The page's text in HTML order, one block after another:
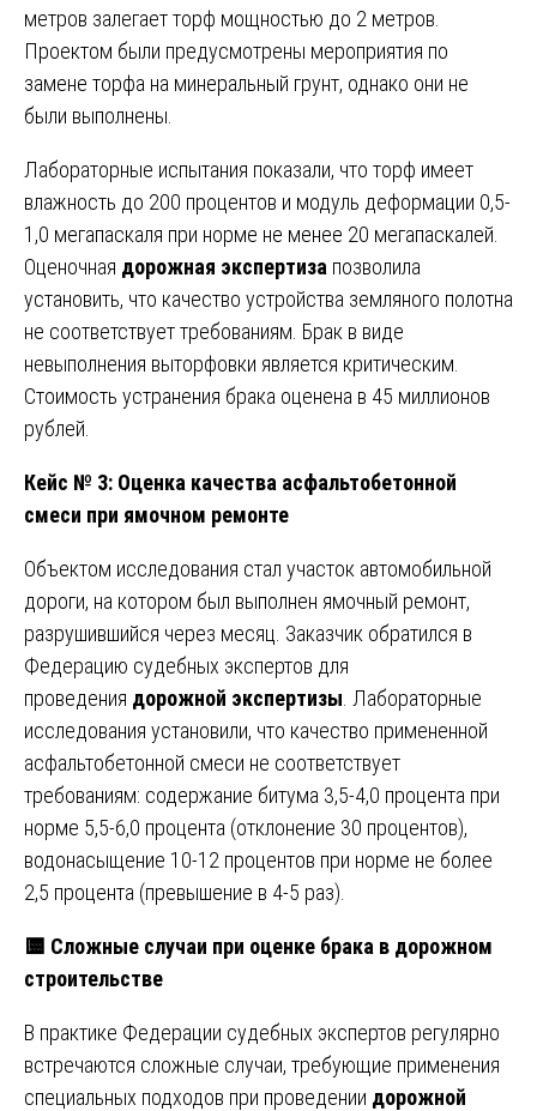
метров залегает торф мощностью до 2 метров.
Проектом были предусмотрены мероприятия по
замене торфа на минеральный грунт, однако они не
были выполнены.
Лабораторные испытания показали, что торф имеет
влажность до 200 процентов и модуль деформации 0,5-
1,0 мегапаскаля при норме не менее 20 мегапаскалей.
Оценочная дорожная экспертиза позволила
установить, что качество устройства земляного полотна
не соответствует требованиям. Брак в виде
невыполнения выторфовки является критическим.
Стоимость устранения брака оценена в 45 миллионов
рублей.
Кейс № 3: Оценка качества асфальтобетонной
смеси при ямочном ремонте
Объектом исследования стал участок автомобильной
дороги, на котором был выполнен ямочный ремонт,
разрушившийся через месяц. Заказчик обратился в
Федерацию судебных экспертов для
проведения дорожной экспертизы . Лабораторные
исследования установили, что качество примененной
асфальтобетонной смеси не соответствует
требованиям: содержание битума 3,5-4,0 процента при
норме 5,5-6,0 процента (отклонение 30 процентов),
водонасыщение 10-12 процентов при норме не более
2,5 процента (превышение в 4-5 раз).
🟨 Сложные случаи при оценке брака в дорожном
строительстве
В практике Федерации судебных экспертов регулярно
встречаются сложные случаи, требующие применения
специальных подходов при проведении дорожной